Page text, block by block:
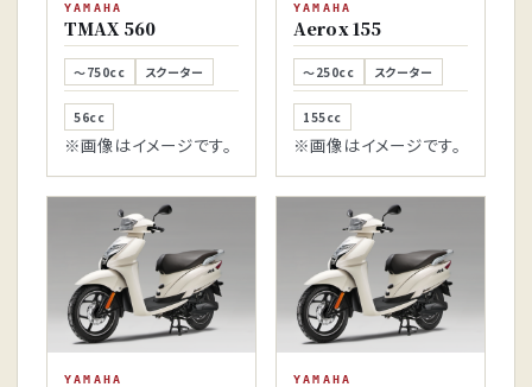
YAMAHA
TMAX 560
～750cc スクーター
56cc
※画像はイメージです。
YAMAHA
Aerox 155
～250cc スクーター
155cc
※画像はイメージです。
YAMAHA YAMAHA